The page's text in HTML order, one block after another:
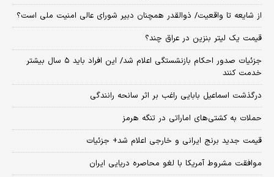
از شایعه تا واقعیت/ ذوالقدر همچنان دبیر شورای ‌عالی امنیت ملی است؟
قیمت یک لیتر بنزین در عراق چند؟
جزئیات صدور احکام بازنشستگی اعلام شد/ این افراد باید ۵ سال بیشتر
خدمت کنند
درگذشت اسماعیل بابایی راغب بر اثر سانحه رانندگی
حملات به کشتی‌های اماراتی در تنگه هرمز
قیمت جدید برنج ایرانی و خارجی اعلام شد+ جزئیات
موافقت مشروط آمریکا با لغو محاصره دریایی ایران